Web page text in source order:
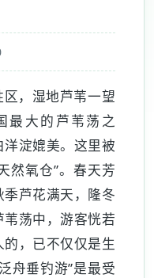
，湿地芦苇一望
最大的芦苇荡之
淀媲美。这里被
然氧仓”。春天芳
芦花满天，隆冬
荡中，游客恍若
，已不仅仅是生
舟垂钓游”是最受